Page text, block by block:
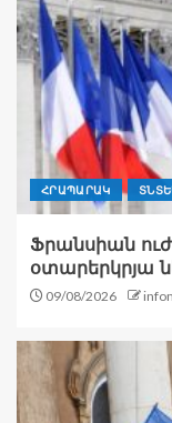
ՀՐԱՊԱՐԱԿ
Ֆրանսիան
օտարերկրյա
09/08/2026